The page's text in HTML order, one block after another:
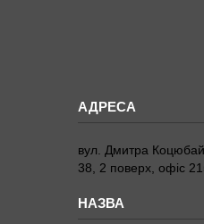
вул. Дмитра
38, 2 поверх, офіс